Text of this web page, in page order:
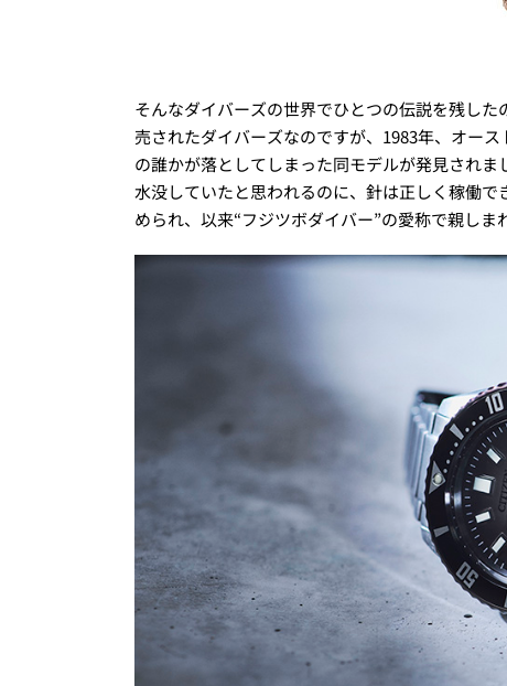
そんなダイバーズの世界でひとつの伝説を残し
売されたダイバーズなのですが、1983年、オー
の誰かが落としてしまった同モデルが発見され
水没していたと思われるのに、針は正しく稼働
められ、以来“フジツボダイバー”の愛称で親しま